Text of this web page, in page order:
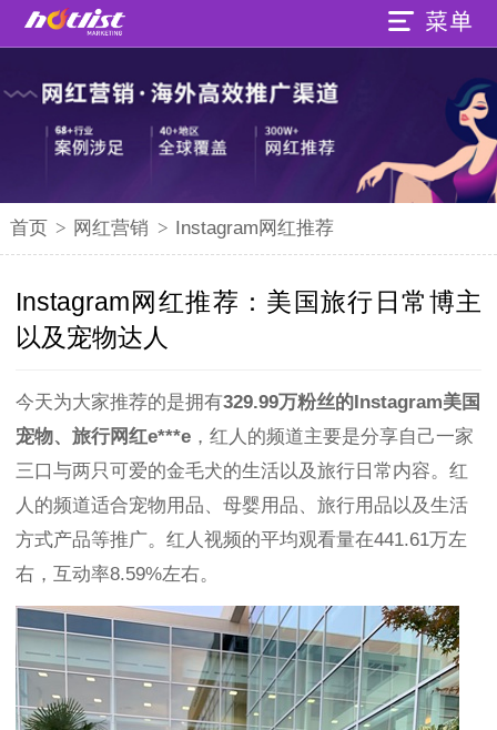
首页 > 网红营销 > Instagram网红推荐
Instagram网红推荐：美国旅行日常博主
以及宠物达人
今天为大家推荐的是拥有329.99万粉丝的Instagram美国
宠物、旅行网红e***e ，红人的频道主要是分享自己一家
三口与两只可爱的金毛犬的生活以及旅行日常内容。红
人的频道适合宠物用品、母婴用品、旅行用品以及生活
方式产品等推广。红人视频的平均观看量在441.61万左
右，互动率8.59%左右。